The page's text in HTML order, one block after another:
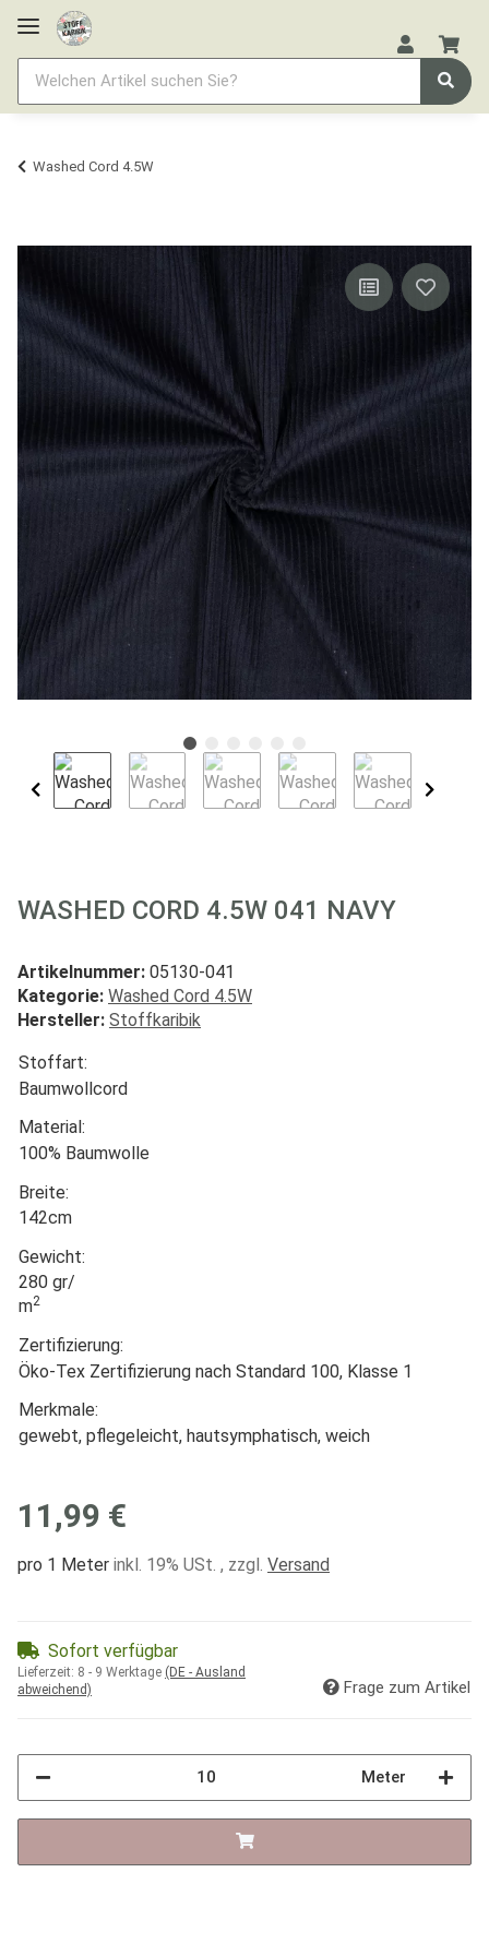
Washed Cord 4.5W
WASHED CORD 4.5W 041 NAVY
Artikelnummer: 05130-041
Kategorie: Washed Cord 4.5W
Hersteller: Stoffkaribik
Stoffart:
Baumwollcord
Material:
100% Baumwolle
Breite:
142cm
Gewicht:
280 gr/
m2
Zertifizierung:
Öko-Tex Zertifizierung nach Standard 100, Klasse 1
Merkmale:
gewebt, pflegeleicht, hautsymphatisch, weich
11,99 €
pro 1 Meter inkl. 19% USt. , zzgl. Versand
Sofort verfügbar
Lieferzeit: 8 - 9 Werktage (DE - Ausland
abweichend)
Frage zum Artikel
Meter